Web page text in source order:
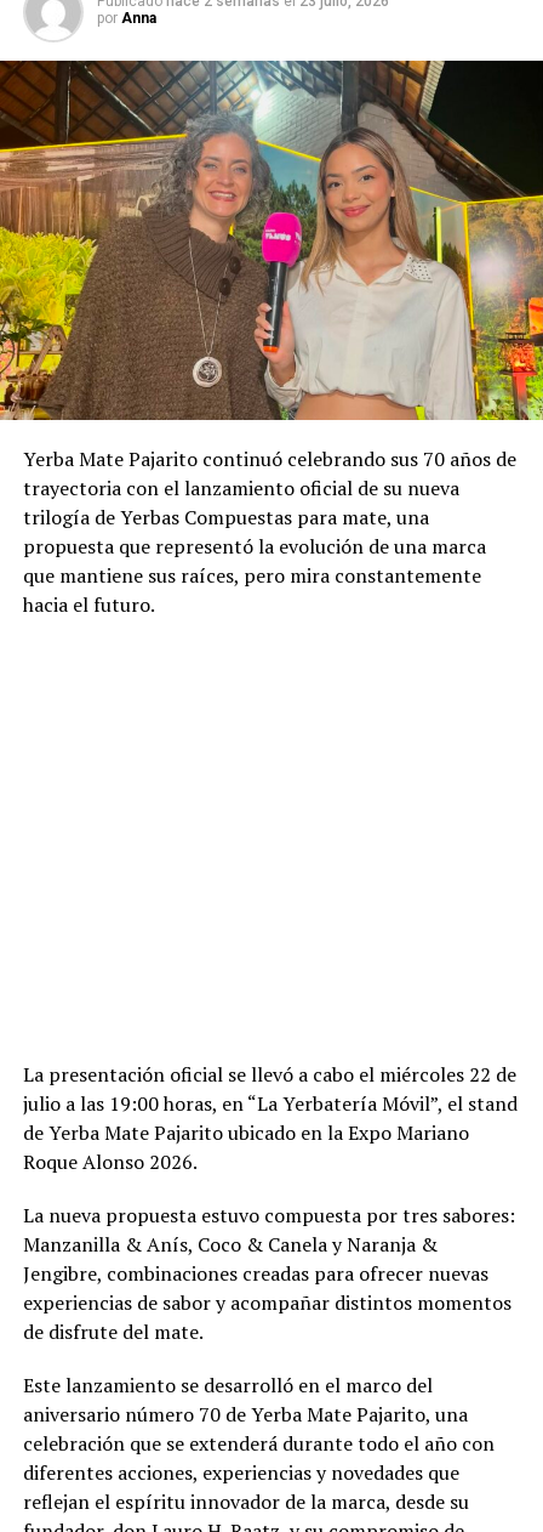
por Anna
Yerba Mate Pajarito continuó celebrando sus 70 años de
trayectoria con el lanzamiento oficial de su nueva
trilogía de Yerbas Compuestas para mate, una
propuesta que representó la evolución de una marca
que mantiene sus raíces, pero mira constantemente
hacia el futuro.
La presentación oficial se llevó a cabo el miércoles 22 de
julio a las 19:00 horas, en “La Yerbatería Móvil”, el stand
de Yerba Mate Pajarito ubicado en la Expo Mariano
Roque Alonso 2026.
La nueva propuesta estuvo compuesta por tres sabores:
Manzanilla & Anís, Coco & Canela y Naranja &
Jengibre, combinaciones creadas para ofrecer nuevas
experiencias de sabor y acompañar distintos momentos
de disfrute del mate.
Este lanzamiento se desarrolló en el marco del
aniversario número 70 de Yerba Mate Pajarito, una
celebración que se extenderá durante todo el año con
diferentes acciones, experiencias y novedades que
reflejan el espíritu innovador de la marca, desde su